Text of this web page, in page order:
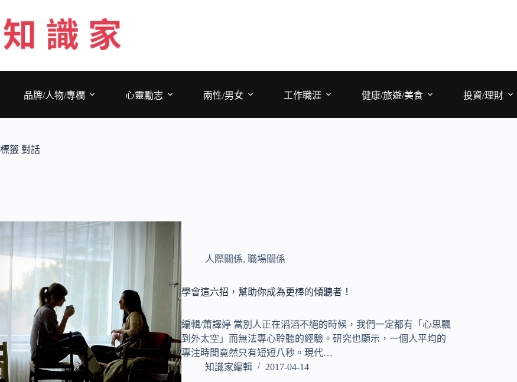
至
主
要
品牌/人物/專欄
心靈勵志 兩性/男女 工作職涯 健康/旅遊/美食 投資/理財
標籤 對話
人際關係, 職場關係
學會這六招，幫助你成為更棒的傾聽者！
編輯/蕭譯婷 當別人正在滔滔不絕的時候，我們一定都有「心思飄
到外太空」而無法專心聆聽的經驗。研究也顯示，一個人平均的
專注時間竟然只有短短八秒。現代…
知識家編輯
2017-04-14